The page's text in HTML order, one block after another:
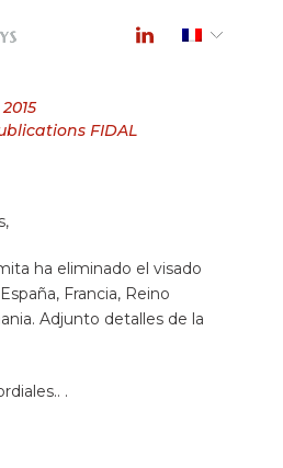
FIDAL
ha eliminado el visado
Francia, Reino
Adjunto detalles de la
.